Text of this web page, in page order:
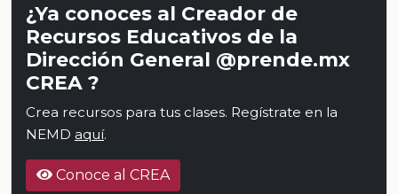
¿Ya conoces al Creador de
Recursos Educativos de la
Dirección General @prende.mx
CREA ?
Crea recursos para tus clases. Regístrate en la
NEMD aquí.
Conoce al CREA